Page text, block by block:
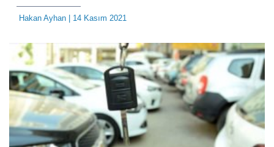
Hakan Ayhan | 14 Kasım 2021